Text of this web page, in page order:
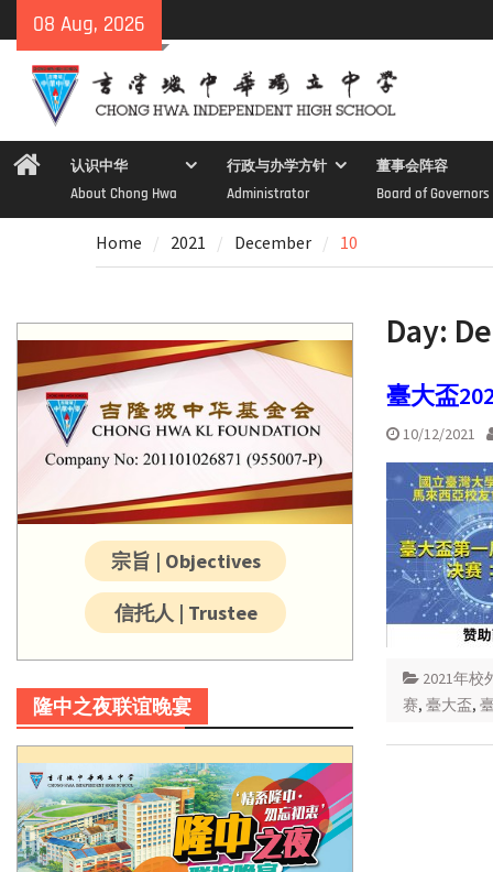
to
content
08 Aug, 2026
Home认识中华
About Chong Hwa
行政与办学方针
Administrator
董事会阵容
Board of Governors
Home 2021 December 10
Day:
臺大盃
10/12/2021
2021年校
赛, 臺大盃,
宗旨 | Objectives
信托人 | Trustee
隆中之夜联谊晚宴